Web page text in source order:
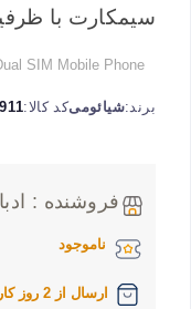
سیمکارت با ظرفیت 64
SIM Mobile Phone
برند:شیائومیکد کالا:
فروشنده :
ناموجود
ارسال از 2 روز کاری بعد